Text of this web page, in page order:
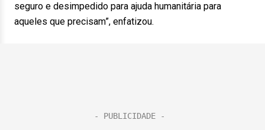
seguro e desimpedido para ajuda humanitária para
aqueles que precisam”, enfatizou.